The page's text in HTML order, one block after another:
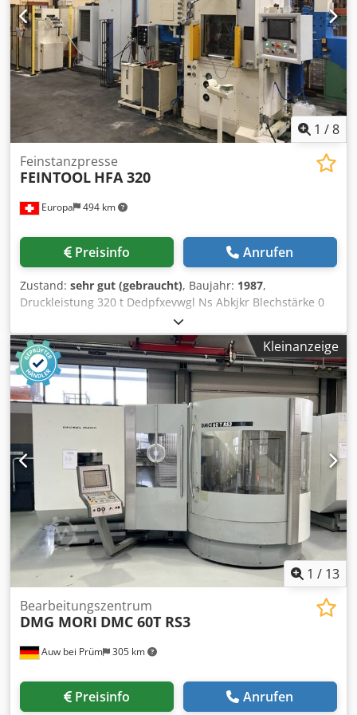
1 /8
Europa 494 km
Feinstanzpresse
FEINTOOL HFA 320
Preisinfo Anrufen
Zustand: sehr gut (gebraucht), Baujahr: 1987,
Druckleistung 320 t Dedpfxevwgl Ns Abkjkr Blechstärke 0
mm Hubzahl 80 Hub/min Preßkraft gesamt 320 t Hub 30 -
80 mm Tischaufspannfläche unten: 630 x 740 mm
Tischaufspannfläche oben: 630 x 630 mm
Gesamtleistungsbedarf 60 kW Diese Feinschneidpresse
FEINTOOL HFA 320 wurde 2019 komplette general überholt
und ist in einem NEUwertigem Zustand mit neue CE-
Kennzeichnung MAIN RAM total force (nominal) 320 to
stroke min. 30 mm stroke 80 mm V-RING nominal force 160
to stroke 30 mm COUNTER RAM nominal force 80 to stroke
30 mm TOOL DIMENSIONS lower table - width 630 mm
lower table - depth 740 mm upper table - width 630 mm
upper table - depth 630 mm daylight max. 320 mm
ELECTRICAL SPECIFICATIONS total power consumption 60
kW
Kleinanzeige
1 / 13
Auw bei Prüm 305 km
Bearbeitungszentrum
DMG MORI DMC 60T RS3
Preisinfo Anrufen